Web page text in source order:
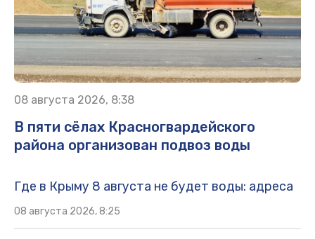
08 августа 2026, 8:38
В пяти сёлах Красногвардейского
района организован подвоз воды
Где в Крыму 8 августа не будет воды: адреса
08 августа 2026, 8:25